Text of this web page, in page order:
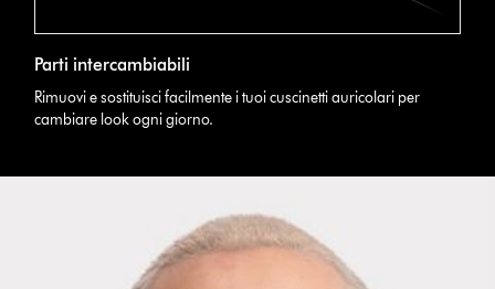
Parti intercambiabili
Rimuovi e sostituisci facilmente i tuoi cuscinetti auricolari per
cambiare look ogni giorno.